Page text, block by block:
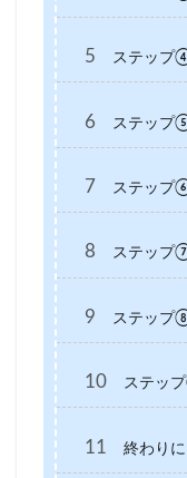
5 ステップ
6 ステッ
7 ステップ
8 ステップ
9 ステップ
10 ステッ
11 終わりに